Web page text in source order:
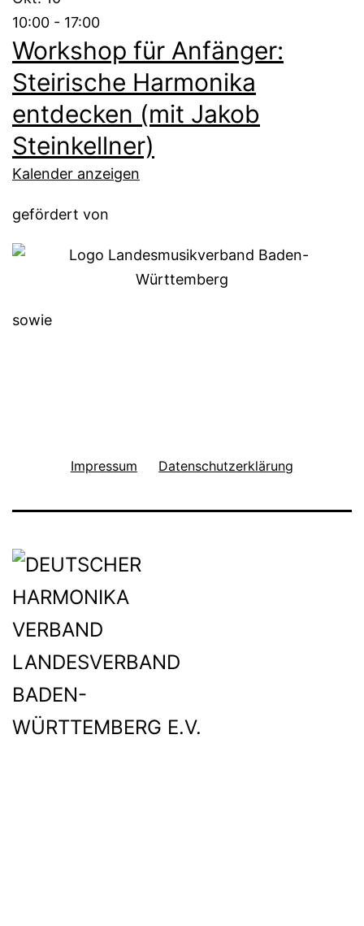
10:00 - 17:00
Workshop für Anfänger:
Steirische Harmonika
entdecken (mit Jakob
Steinkellner)
Kalender anzeigen
gefördert von
sowie
Impressum Datenschutzerklärung